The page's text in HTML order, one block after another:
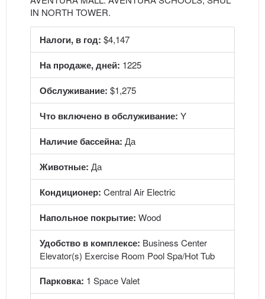
IN NORTH TOWER.
Налоги, в год: $4,147
На продаже, дней: 1225
Обслуживание: $1,275
Что включено в обслуживание: Y
Наличие бассейна: Да
Животные: Да
Кондиционер: Central Air Electric
Напольное покрытие: Wood
Удобство в комплексе: Business Center
Elevator(s) Exercise Room Pool Spa/Hot Tub
Парковка: 1 Space Valet